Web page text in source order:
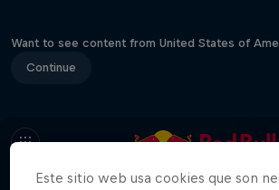
Want to see content from United States of
Continue
Este sitio web usa cookies que son